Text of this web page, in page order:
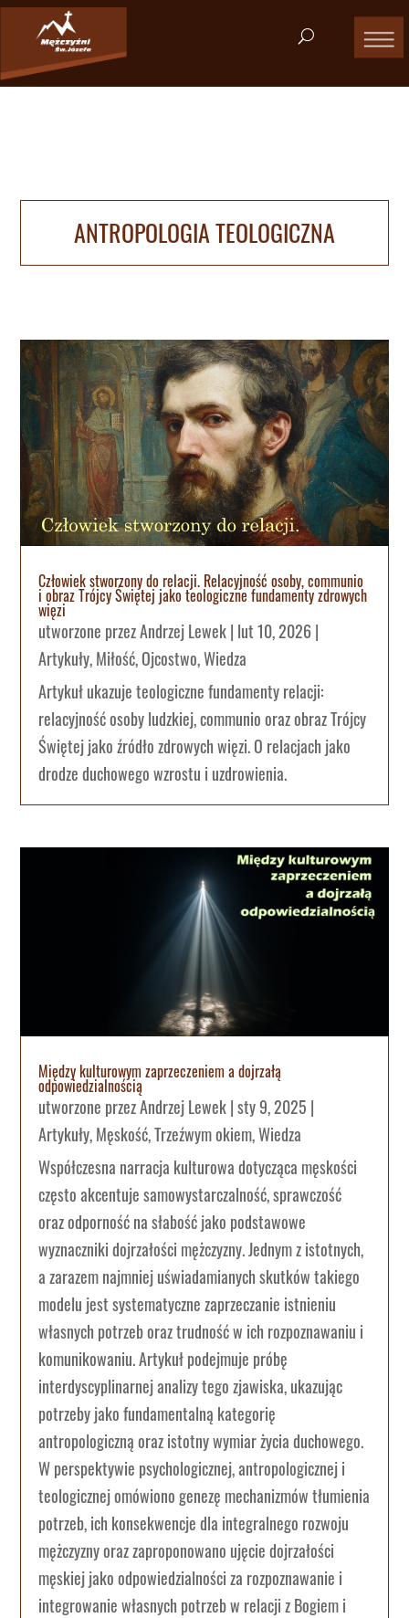
ANTROPOLOGIA TEOLOGICZNA
Człowiek stworzony do relacji. Relacyjność osoby, communio
i obraz Trójcy Świętej jako teologiczne fundamenty zdrowych
więzi
utworzone przezAndrzej Lewek| lut 10, 2026|
Artykuły,Miłość,Ojcostwo,Wiedza
Artykuł ukazuje teologiczne fundamenty relacji:
relacyjność osoby ludzkiej, communio oraz obraz Trójcy
Świętej jako źródło zdrowych więzi. O relacjach jako
drodze duchowego wzrostu i uzdrowienia.
Między kulturowym zaprzeczeniem a dojrzałą
odpowiedzialnością
utworzone przezAndrzej Lewek|sty 9, 2025 |
Artykuły,Męskość,Trzeźwym okiem,Wiedza
Współczesna narracja kulturowa dotycząca męskości
często akcentuje samowystarczalność, sprawczość
oraz odporność na słabość jako podstawowe
wyznaczniki dojrzałości mężczyzny. Jednym z istotnych,
a zarazem najmniej uświadamianych skutków takiego
modelu jest systematyczne zaprzeczanie istnieniu
własnych potrzeb oraz trudność w ich rozpoznawaniu i
komunikowaniu. Artykuł podejmuje próbę
interdyscyplinarnej analizy tego zjawiska, ukazując
potrzeby jako fundamentalną kategorię
antropologiczną oraz istotny wymiar życia duchowego.
W perspektywie psychologicznej, antropologicznej i
teologicznej omówiono genezę mechanizmów tłumienia
potrzeb, ich konsekwencje dla integralnego rozwoju
mężczyzny oraz zaproponowano ujęcie dojrzałości
męskiej jako odpowiedzialności za rozpoznawanie i
integrowanie własnych potrzeb w relacji z Bogiem i